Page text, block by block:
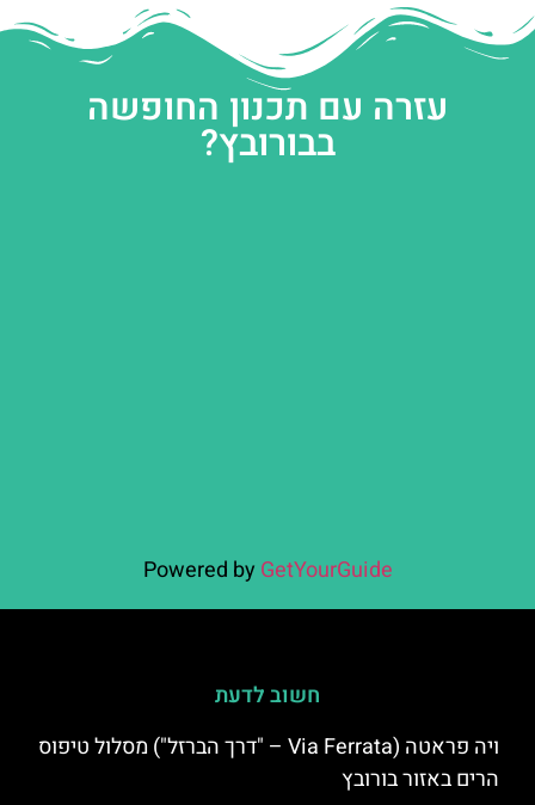
עזרה עם תכנון החופשה
בבורובץ?
Powered by GetYourGuide
חשוב לדעת
ויה פראטה (Via Ferrata – "דרך הברזל") מסלול טיפוס
הרים באזור בורובץ